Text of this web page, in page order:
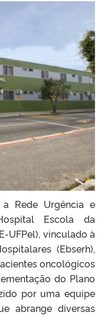
Rede Urgência e
Escola da
UFPel), vinculado à
(Ebserh),
oncológicos
do Plano
por uma equipe
abrange diversas